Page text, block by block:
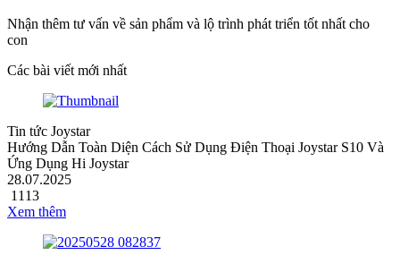
Nhận thêm tư vấn về sản phẩm và lộ trình phát triển tốt nhất cho
con
Các bài viết mới nhất
Tin tức Joystar
Hướng Dẫn Toàn Diện Cách Sử Dụng Điện Thoại Joystar S10 Và
Ứng Dụng Hi Joystar
28.07.2025
1113
Xem thêm